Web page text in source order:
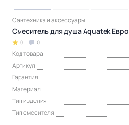
Сантехника и аксессуары
Смеситель для душа Aquatek
0 0
Код товара
Артикул
Гарантия
Материал
Тип изделия
Тип смесителя